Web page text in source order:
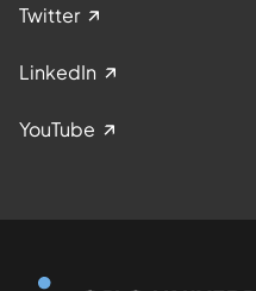
Twitter
LinkedIn
YouTube